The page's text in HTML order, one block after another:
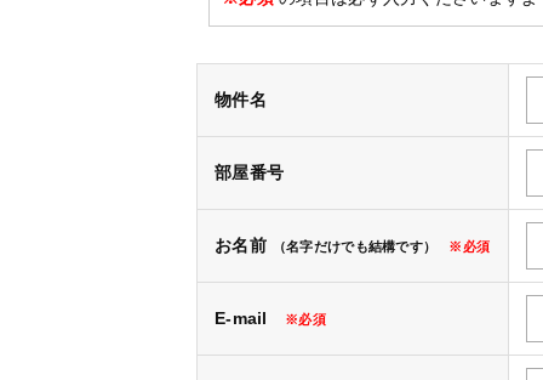
物件名
部屋番号
お名前 （名字だけでも結構です） ※必須
E-mail ※必須